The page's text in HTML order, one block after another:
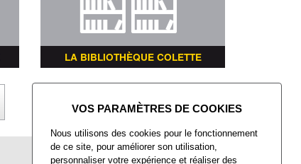
LA BIBLIOTHÈQUE COLETTE
Mairie de Villers-Saint-Paul
Nous utilisons des cookies pour le fonctionnement
de ce site, pour améliorer son utilisation,
personnaliser votre expérience et réaliser des